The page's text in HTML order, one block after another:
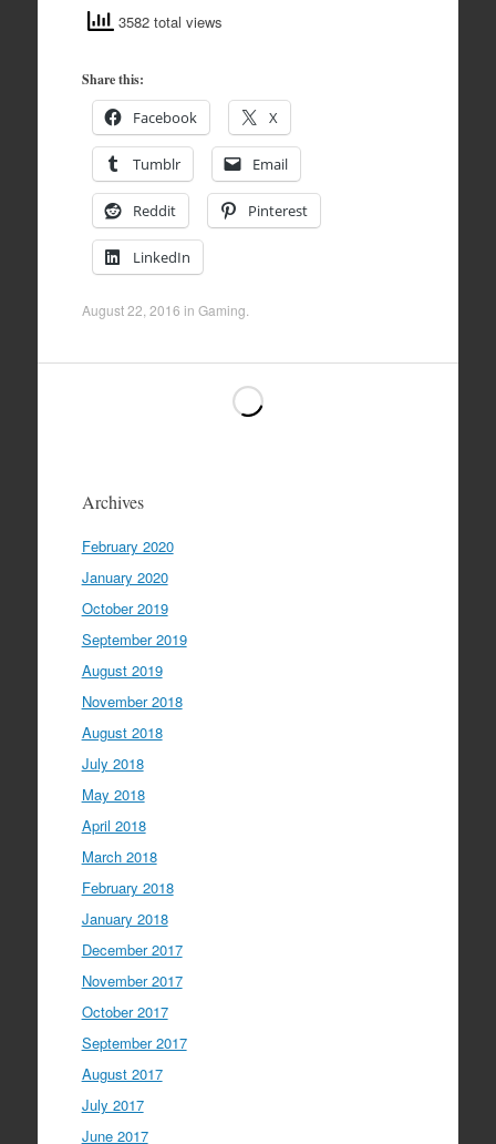
3582 total views
Share this:
Facebook X
Tumblr Email
Reddit Pinterest
LinkedIn
August 22, 2016 in Gaming
Archives
February 2020
January 2020
October 2019
September 2019
August 2019
November 2018
August 2018
July 2018
May 2018
April 2018
March 2018
February 2018
January 2018
December 2017
November 2017
October 2017
September 2017
August 2017
July 2017
June 2017